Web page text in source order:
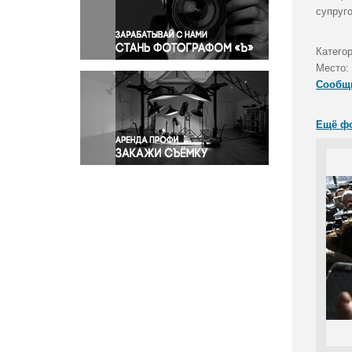
Правосудие
Происшествия и конфликты
Религия
Светская жизнь
Спорт
Экология
Экономика и бизнес
Место:
Ещё